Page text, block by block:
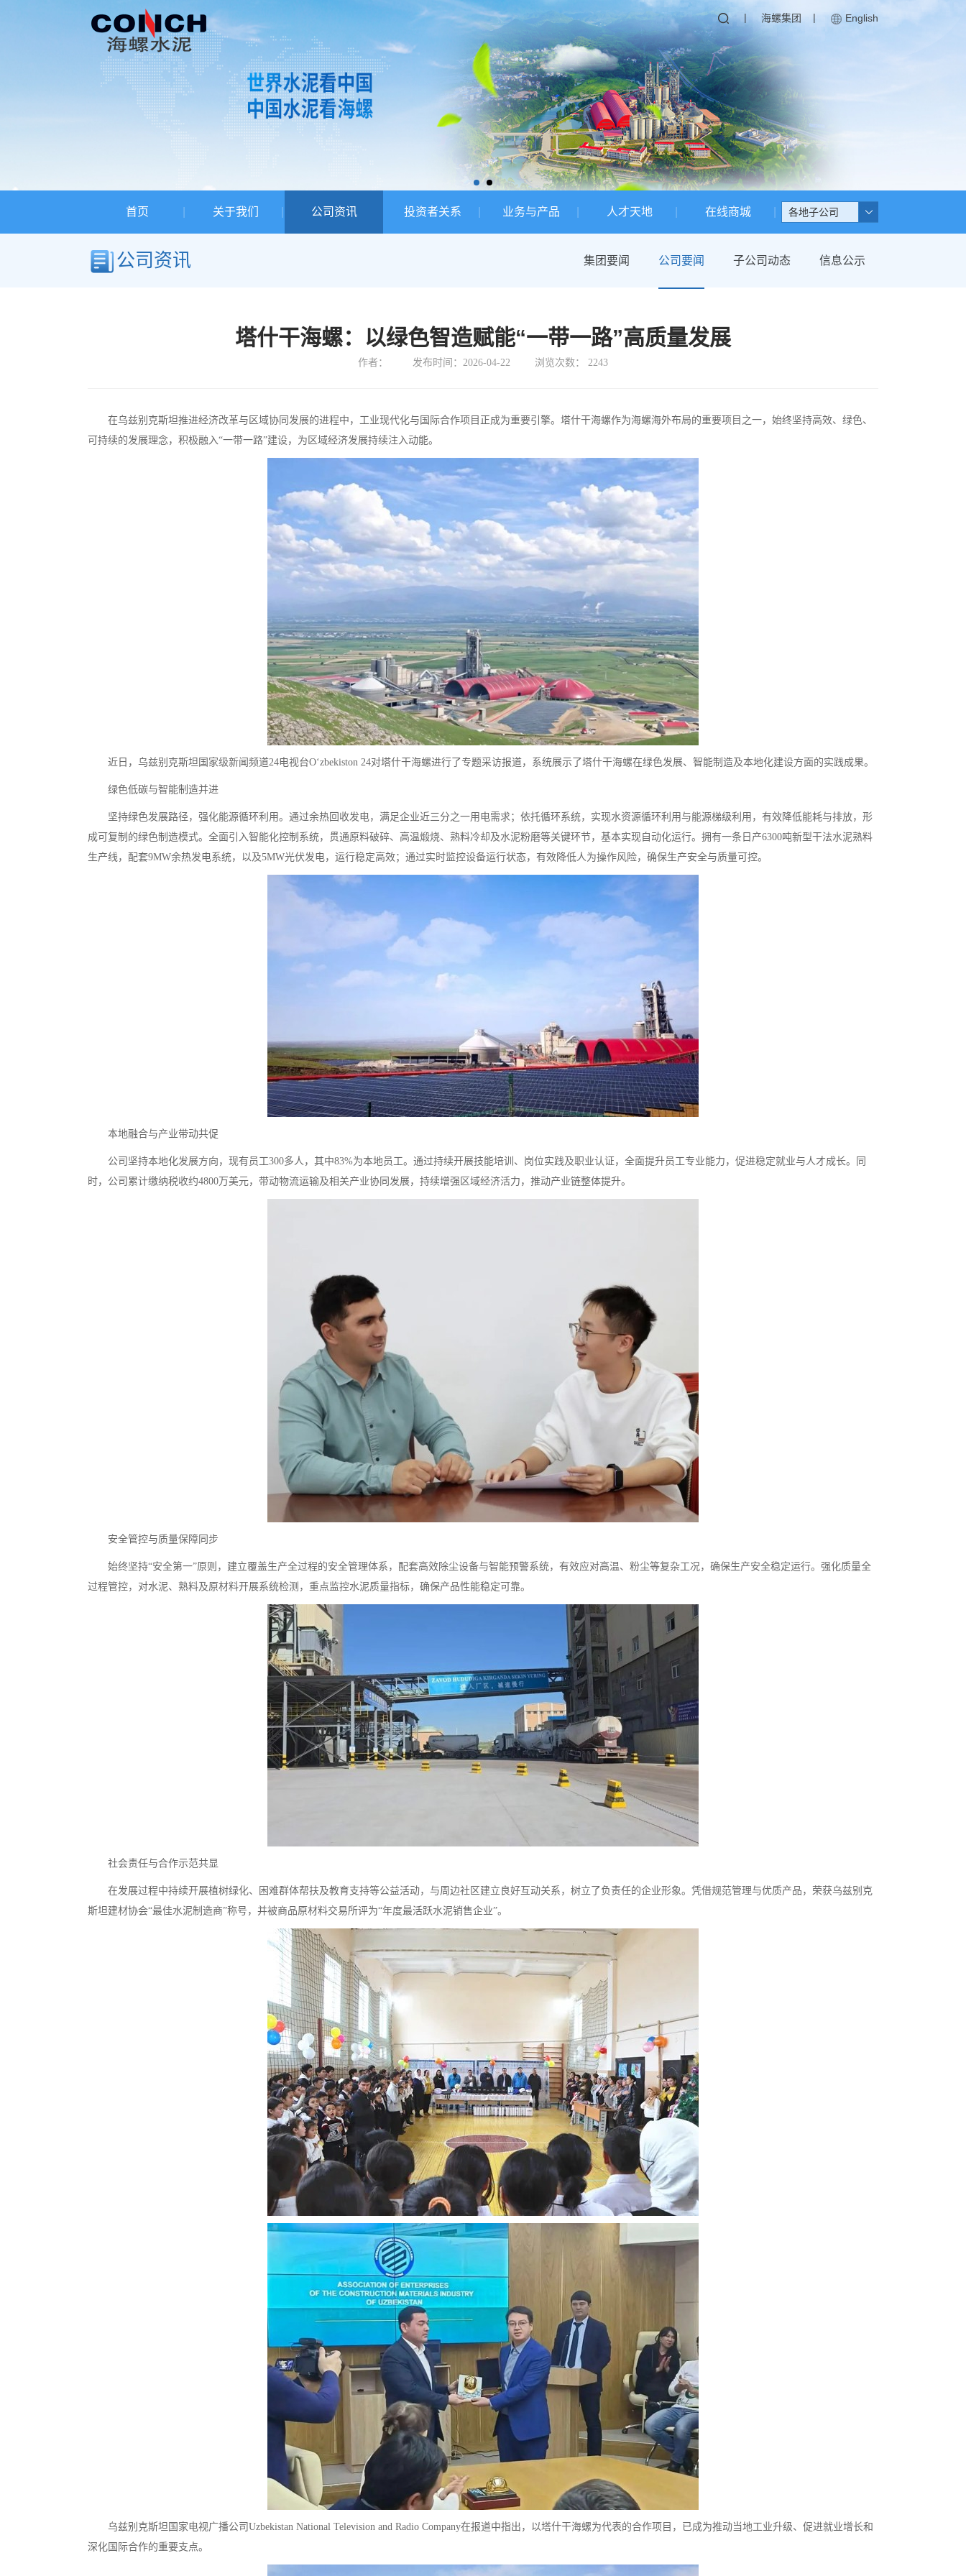
| 海螺集团 | English
首页 关于我们 公司资讯 投资者关系 业务与产品 人才天地 在线商城 各地子公司
公司资讯 集团要闻 公司要闻 子公司动态 信息公示
塔什干海螺：以绿色智造赋能“一带一路”高质量发展
作者： 发布时间：2026-04-22 浏览次数： 2243
在乌兹别克斯坦推进经济改革与区域协同发展的进程中，工业现代化与国际合作项目正成为重要引擎。塔什干海螺作为海螺海外布局的重要项目之一，始终坚持高效、绿色、
可持续的发展理念，积极融入“一带一路”建设，为区域经济发展持续注入动能。
近日，乌兹别克斯坦国家级新闻频道24电视台O‘zbekiston 24对塔什干海螺进行了专题采访报道，系统展示了塔什干海螺在绿色发展、智能制造及本地化建设方面的实践成果。
绿色低碳与智能制造并进
坚持绿色发展路径，强化能源循环利用。通过余热回收发电，满足企业近三分之一用电需求；依托循环系统，实现水资源循环利用与能源梯级利用，有效降低能耗与排放，形
成可复制的绿色制造模式。全面引入智能化控制系统，贯通原料破碎、高温煅烧、熟料冷却及水泥粉磨等关键环节，基本实现自动化运行。拥有一条日产6300吨新型干法水泥熟料
生产线，配套9MW余热发电系统，以及5MW光伏发电，运行稳定高效；通过实时监控设备运行状态，有效降低人为操作风险，确保生产安全与质量可控。
本地融合与产业带动共促
公司坚持本地化发展方向，现有员工300多人，其中83%为本地员工。通过持续开展技能培训、岗位实践及职业认证，全面提升员工专业能力，促进稳定就业与人才成长。同
时，公司累计缴纳税收约4800万美元，带动物流运输及相关产业协同发展，持续增强区域经济活力，推动产业链整体提升。
安全管控与质量保障同步
始终坚持“安全第一”原则，建立覆盖生产全过程的安全管理体系，配套高效除尘设备与智能预警系统，有效应对高温、粉尘等复杂工况，确保生产安全稳定运行。强化质量全
过程管控，对水泥、熟料及原材料开展系统检测，重点监控水泥质量指标，确保产品性能稳定可靠。
社会责任与合作示范共显
在发展过程中持续开展植树绿化、困难群体帮扶及教育支持等公益活动，与周边社区建立良好互动关系，树立了负责任的企业形象。凭借规范管理与优质产品，荣获乌兹别克
斯坦建材协会“最佳水泥制造商”称号，并被商品原材料交易所评为“年度最活跃水泥销售企业”。
​乌兹别克斯坦国家电视广播公司Uzbekistan National Television and Radio Company在报道中指出，以塔什干海螺为代表的合作项目，已成为推动当地工业升级、促进就业增长和
深化国际合作的重要支点。